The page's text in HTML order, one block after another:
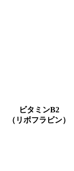
ビタミンB2
（リボフラビン）